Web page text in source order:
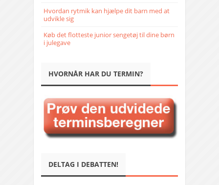
Hvordan rytmik kan hjælpe dit barn med at
udvikle sig
Køb det flotteste junior sengetøj til dine børn
i julegave
HVORNÅR HAR DU TERMIN?
DELTAG I DEBATTEN!